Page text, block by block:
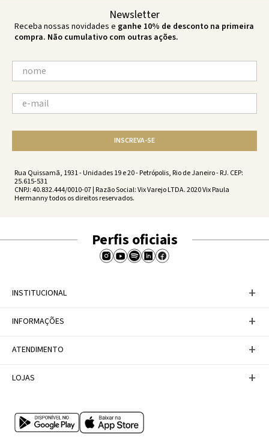
Newsletter
Receba nossas novidades e ganhe 10% de desconto na primeira
compra. Não cumulativo com outras ações.
INSCREVA-SE
Rua Quissamã, 1931 - Unidades 19 e 20 - Petrópolis, Rio de Janeiro - RJ. CEP:
25.615-531
CNPJ: 40.832.444/0010-07 | Razão Social: Vix Varejo LTDA. 2020 Vix Paula
Hermanny todos os direitos reservados.
Perfis oficiais
INSTITUCIONAL +
A Marca
Trabalhe conosco
INFORMAÇÕES +
Política de Privacidade
Tabela de Medidas
ATENDIMENTO +
Personal Shopper
LOJAS +
Multimarcas